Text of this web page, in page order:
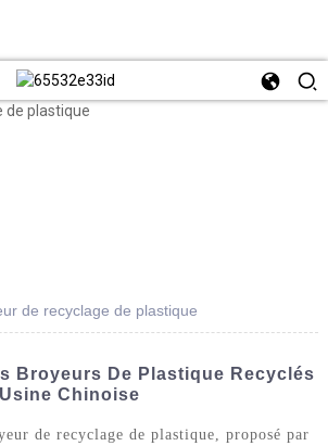
de recyclage de plastique
Broyeurs De Plastique Recyclés
Chinoise
de recyclage de plastique, proposé par